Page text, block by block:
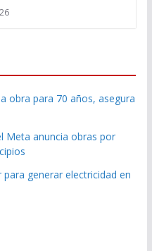
obra para 70 años, asegura
Meta anuncia obras por
generar electricidad en